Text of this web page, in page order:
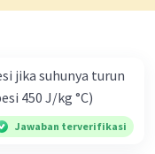
jika suhunya turun
450 J/kg °C)
Jawaban terverifikasi